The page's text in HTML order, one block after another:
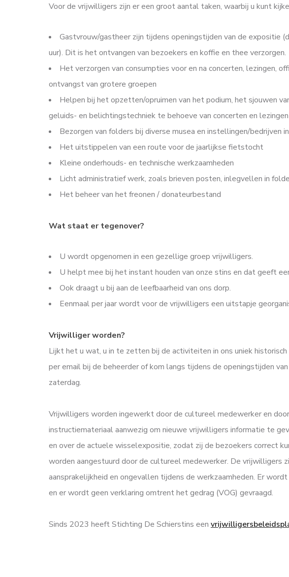
Voor de vrijwilligers zijn er een groot aantal taken, waarbij u kunt
Gastvrouw/gastheer zijn tijdens openingstijden van de expositie
uur). Dit is het ontvangen van bezoekers en koffie en thee verzorgen.
Het verzorgen van consumpties voor en na concerten, lezingen,
ontvangst van grotere groepen
Helpen bij het opzetten/opruimen van het podium, het sjouwen
geluids- en belichtingstechniek te behoeve van concerten en lezingen
Bezorgen van folders bij diverse musea en instellingen/bedrijven
Het uitstippelen van een route voor de jaarlijkse fietstocht
Kleine onderhouds- en technische werkzaamheden
Licht administratief werk, zoals brieven posten, inlegvellen in
Het beheer van het freonen / donateurbestand
Wat staat er tegenover?
U wordt opgenomen in een gezellige groep vrijwilligers.
U helpt mee bij het instant houden van onze stins en dat geeft
Ook draagt u bij aan de leefbaarheid van ons dorp.
Eenmaal per jaar wordt voor de vrijwilligers een uitstapje
Vrijwilliger worden?
Lijkt het u wat, u in te zetten bij de activiteiten in ons uniek
per email bij de beheerder of kom langs tijdens de openingstijden
zaterdag.
Vrijwilligers worden ingewerkt door de cultureel medewerker en
instructiemateriaal aanwezig om nieuwe vrijwilligers informatie te
en over de actuele wisselexpositie, zodat zij de bezoekers correct
worden aangestuurd door de cultureel medewerker. De vrijwilligers
aansprakelijkheid en ongevallen tijdens de werkzaamheden. Er
en er wordt geen verklaring omtrent het gedrag (VOG) gevraagd.
Sinds 2023 heeft Stichting De Schierstins een